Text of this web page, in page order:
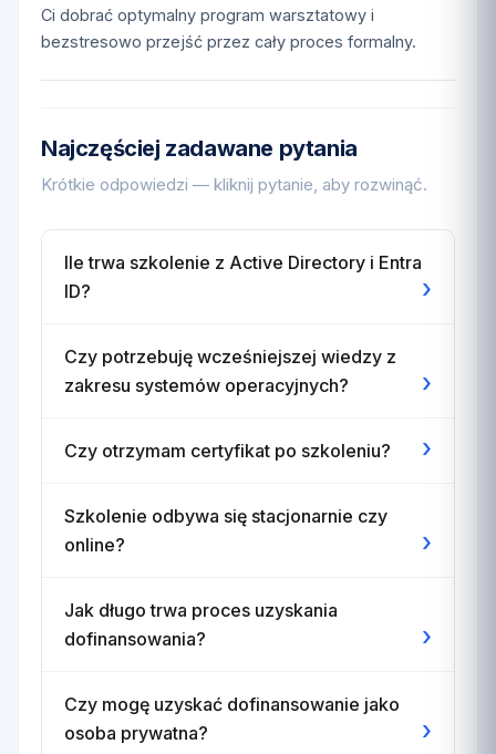
Ci dobrać optymalny program warsztatowy i
bezstresowo przejść przez cały proces formalny.
Najczęściej zadawane pytania
Krótkie odpowiedzi — kliknij pytanie, aby rozwinąć.
Ile trwa szkolenie z Active Directory i Entra
ID?
›
Czy potrzebuję wcześniejszej wiedzy z
zakresu systemów operacyjnych?
›
Czy otrzymam certyfikat po szkoleniu? ›
Szkolenie odbywa się stacjonarnie czy
online?
›
Jak długo trwa proces uzyskania
dofinansowania?
›
Czy mogę uzyskać dofinansowanie jako
osoba prywatna?
›